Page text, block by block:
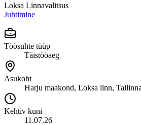
Loksa Linnavalitsus
Juhtimine
Töösuhte tüüp
Täistööaeg
Asukoht
Harju maakond, Loksa linn,
Kehtiv kuni
11.07.26